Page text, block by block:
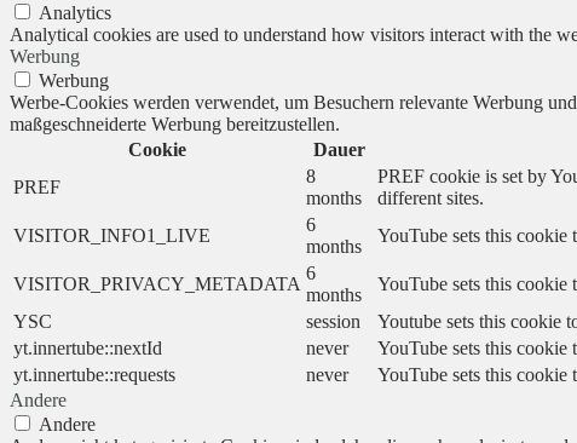
Analytics
Analytical cookies are used to understand how visitors interact with the
Werbung
Werbung
Werbe-Cookies werden verwendet, um Besuchern relevante Werbung
maßgeschneiderte Werbung bereitzustellen.
Cookie
Dauer
PREF
8
months
PREF cookie is set by
different sites.
VISITOR_INFO1_LIVE
6
months
YouTube sets this cookie
VISITOR_PRIVACY_METADATA
6
months
YouTube sets this cookie
YSC
session
Youtube sets this cookie
yt.innertube::nextId
never
YouTube sets this cookie
yt.innertube::requests
never
YouTube sets this cookie
Andere
Andere